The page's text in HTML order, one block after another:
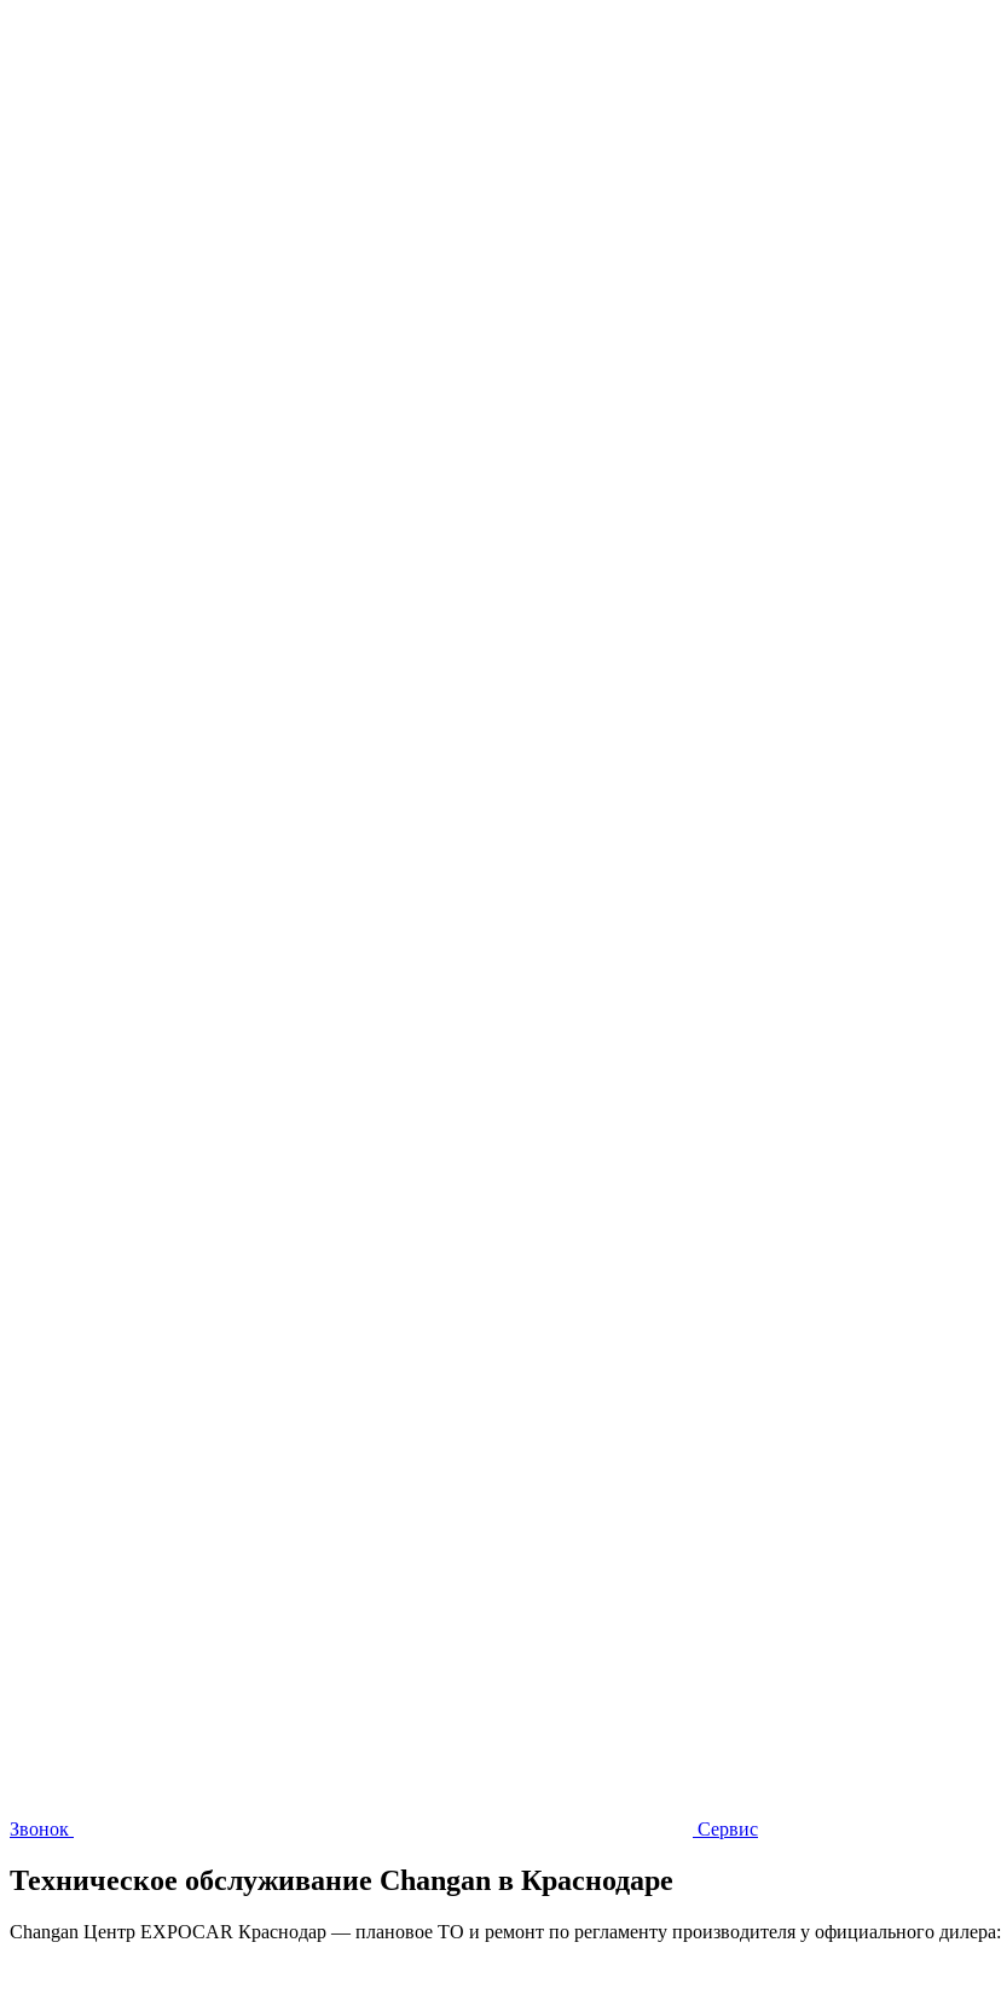
Звонок Сервис
Техническое обслуживание Changan в Краснодаре
Сhangan Центр EXPOCAR Краснодар — плановое ТО и ремонт по регламенту производителя у официального дилера: